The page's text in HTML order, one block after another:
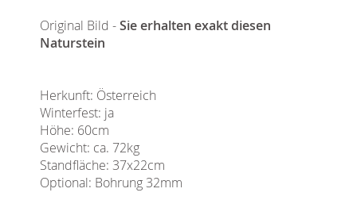
Original Bild -Sie erhalten exakt diesen
Naturstein
Herkunft: Österreich
Winterfest: ja
Höhe: 60cm
Gewicht: ca. 72kg
Standfläche: 37x22cm
Optional: Bohrung 32mm